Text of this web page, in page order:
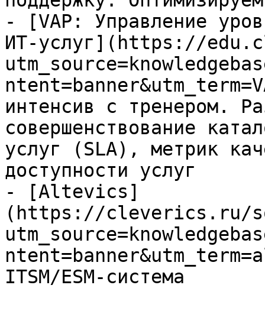
- [VAP: Управление
ИТ-услуг](https://
интенсив с тренером.
совершенствование
услуг (SLA), метрик
доступности услуг
- [Altevics]
(https://cleverics.ru/
ITSM/ESM-система